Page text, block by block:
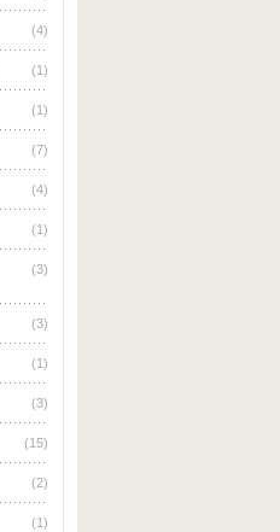
(4)
(1)
(1)
(7)
(4)
(1)
(3)
(3)
(1)
(3)
(15)
(2)
(1)